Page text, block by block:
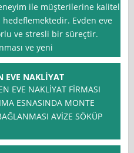
ile müşterilerine kaliteli
Evden eve
ve stresli bir süreçtir.
ve yeni
EVE NAKLİYAT
EVE NAKLİYAT FİRMASI
ESNASINDA MONTE
AVİZE SÖKÜP